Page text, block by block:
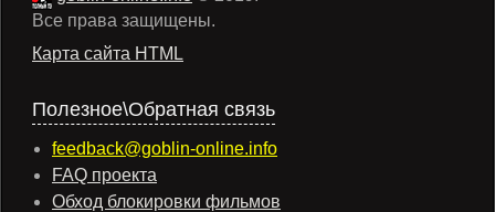
Все права защищены.
Карта сайта HTML
Полезное\Обратная связь
feedback@goblin-online.info
FAQ проекта
Обход блокировки фильмов